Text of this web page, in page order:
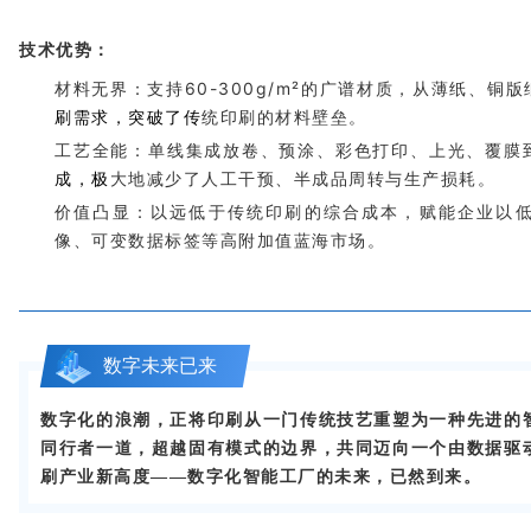
技术优势：
材料无界 ：支持60-300g/m²的广谱材质，从薄纸、铜版
刷需求 ，突破了传统印刷的材料壁垒。
工艺全能 ：单线集成放卷、预涂、彩色打印、上光、覆
成 ，极 大地减少了人工干预、半成品周转与生产损耗。
价值凸显 ：以远低于传统印刷的综合成本 ，赋能企业以
像、可变数据标签等高附加值蓝海市场。
数字未来已来
数字化的浪潮，正将印刷从一门传统技艺重塑为一种先进
同行者一道，超越固有模式的边界，共同迈向一个由数据
刷产业新高度——数字化智能工厂的未来，已然到来。